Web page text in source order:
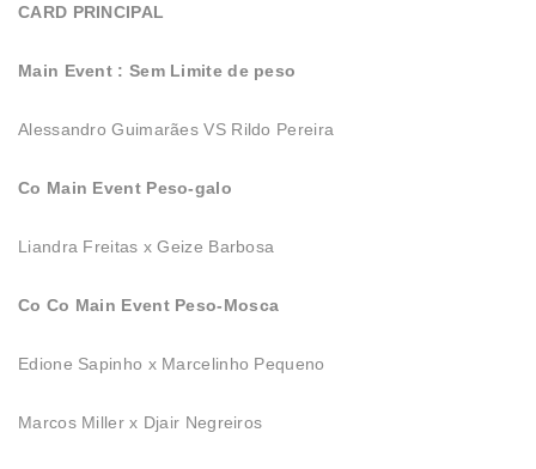
CARD PRINCIPAL
Main Event : Sem Limite de peso
Alessandro Guimarães VS Rildo Pereira
Co Main Event Peso-galo
Liandra Freitas x Geize Barbosa
Co Co Main Event Peso-Mosca
Edione Sapinho x Marcelinho Pequeno
Marcos Miller x Djair Negreiros